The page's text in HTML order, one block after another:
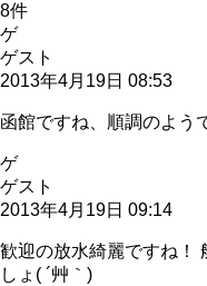
8件
ゲ
ゲスト
2013年4月19日 08:53
函館ですね、順調のよう
ゲ
ゲスト
2013年4月19日 09:14
歓迎の放水綺麗ですね！
しょ( ´艸｀)